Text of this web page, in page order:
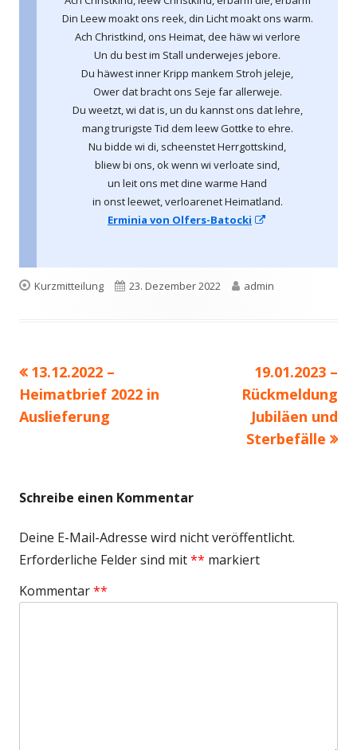
Din Leew moakt ons reek, din Licht moakt ons warm.
Ach Christkind, ons Heimat, dee häw wi verlore
Un du best im Stall underwejes jebore.
Du häwest inner Kripp mankem Stroh jeleje,
Ower dat bracht ons Seje far allerweje.
Du weetzt, wi dat is, un du kannst ons dat lehre,
mang trurigste Tid dem leew Gottke to ehre.
Nu bidde wi di, scheenstet Herrgottskind,
bliew bi ons, ok wenn wi verloate sind,
un leit ons met dine warme Hand
in onst leewet, verloarenet Heimatland.
Erminia von Olfers-Batocki
Format
Kurzmitteilung
Veröffentlicht
23. Dezember 2022 Autor
admin
Beitrags-
Navigation
Vorheriger
Beitrag:
13.12.2022 –
Heimatbrief 2022 in
Auslieferung
Nächster
Beitrag
19.01.2023 –
Rückmeldung
Jubiläen und
Sterbefälle
Schreibe einen Kommentar
Deine E-Mail-Adresse wird nicht veröffentlicht.
Erforderliche Felder sind mit*
markiert
Kommentar*